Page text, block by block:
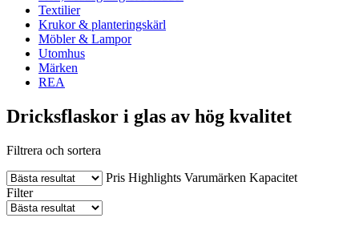
Textilier
Krukor & planteringskärl
Möbler & Lampor
Utomhus
Märken
REA
Dricksflaskor i glas av hög kvalitet
Filtrera och sortera
Pris Highlights Varumärken Kapacitet
Filter